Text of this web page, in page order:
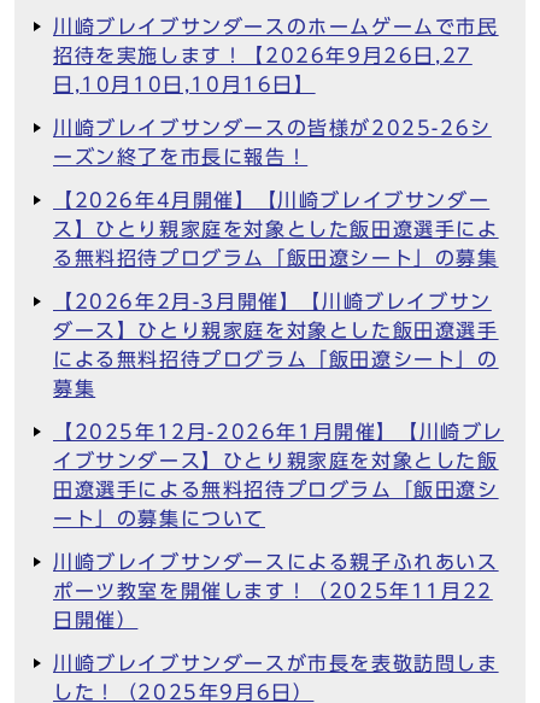
川崎ブレイブサンダースのホームゲームで市民
招待を実施します！【2026年9月26日,27
日,10月10日,10月16日】
川崎ブレイブサンダースの皆様が2025-26シ
ーズン終了を市長に報告！
【2026年4月開催】【川崎ブレイブサンダー
ス】ひとり親家庭を対象とした飯田遼選手によ
る無料招待プログラム「飯田遼シート」の募集
【2026年2月-3月開催】【川崎ブレイブサン
ダース】ひとり親家庭を対象とした飯田遼選手
による無料招待プログラム「飯田遼シート」の
募集
【2025年12月-2026年1月開催】【川崎ブレ
イブサンダース】ひとり親家庭を対象とした飯
田遼選手による無料招待プログラム「飯田遼シ
ート」の募集について
川崎ブレイブサンダースによる親子ふれあいス
ポーツ教室を開催します！（2025年11月22
日開催）
川崎ブレイブサンダースが市長を表敬訪問しま
した！（2025年9月6日）